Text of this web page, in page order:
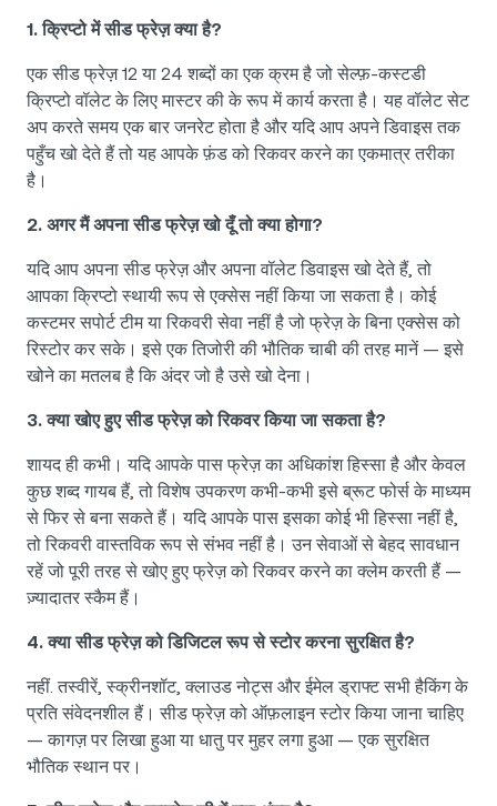
1. क्रिप्टो में सीड फ्रेज़ क्या है?
एक सीड फ्रेज़ 12 या 24 शब्दों का एक क्रम है जो सेल्फ़-कस्टडी
क्रिप्टो वॉलेट के लिए मास्टर की के रूप में कार्य करता है। यह वॉलेट सेट
अप करते समय एक बार जनरेट होता है और यदि आप अपने डिवाइस तक
पहुँच खो देते हैं तो यह आपके फ़ंड को रिकवर करने का एकमात्र तरीका
है।
2. अगर मैं अपना सीड फ्रेज़ खो दूँ तो क्या होगा?
यदि आप अपना सीड फ्रेज़ और अपना वॉलेट डिवाइस खो देते हैं, तो
आपका क्रिप्टो स्थायी रूप से एक्सेस नहीं किया जा सकता है। कोई
कस्टमर सपोर्ट टीम या रिकवरी सेवा नहीं है जो फ्रेज़ के बिना एक्सेस को
रिस्टोर कर सके। इसे एक तिजोरी की भौतिक चाबी की तरह मानें — इसे
खोने का मतलब है कि अंदर जो है उसे खो देना।
3. क्या खोए हुए सीड फ्रेज़ को रिकवर किया जा सकता है?
शायद ही कभी। यदि आपके पास फ्रेज़ का अधिकांश हिस्सा है और केवल
कुछ शब्द गायब हैं, तो विशेष उपकरण कभी-कभी इसे ब्रूट फोर्स के माध्यम
से फिर से बना सकते हैं। यदि आपके पास इसका कोई भी हिस्सा नहीं है,
तो रिकवरी वास्तविक रूप से संभव नहीं है। उन सेवाओं से बेहद सावधान
रहें जो पूरी तरह से खोए हुए फ्रेज़ को रिकवर करने का क्लेम करती हैं —
ज़्यादातर स्कैम हैं।
4. क्या सीड फ्रेज़ को डिजिटल रूप से स्टोर करना सुरक्षित है?
नहीं. तस्वीरें, स्क्रीनशॉट, क्लाउड नोट्स और ईमेल ड्राफ्ट सभी हैकिंग के
प्रति संवेदनशील हैं। सीड फ्रेज़ को ऑफ़लाइन स्टोर किया जाना चाहिए
— कागज़ पर लिखा हुआ या धातु पर मुहर लगा हुआ — एक सुरक्षित
भौतिक स्थान पर।